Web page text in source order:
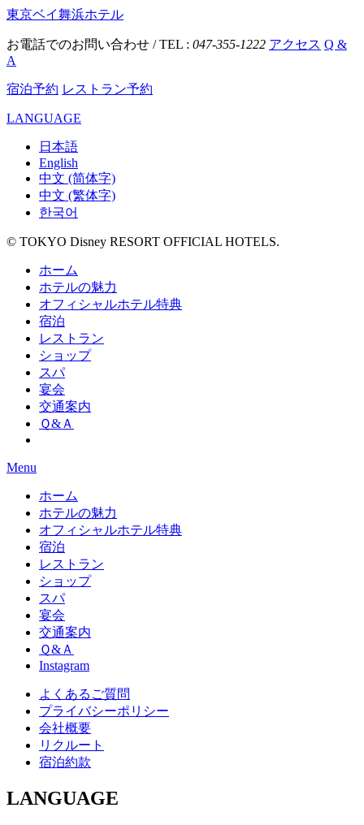
東京ベイ舞浜ホテル
お電話でのお問い合わせ / TEL : 047-355-1222 アクセス Q &
A
宿泊予約 レストラン予約
LANGUAGE
日本語
English
中文 (简体字)
中文 (繁体字)
한국어
© TOKYO Disney RESORT OFFICIAL HOTELS.
ホーム
ホテルの魅力
オフィシャルホテル特典
宿泊
レストラン
ショップ
スパ
宴会
交通案内
Ｑ&Ａ
Menu
ホーム
ホテルの魅力
オフィシャルホテル特典
宿泊
レストラン
ショップ
スパ
宴会
交通案内
Ｑ&Ａ
Instagram
よくあるご質問
プライバシーポリシー
会社概要
リクルート
宿泊約款
LANGUAGE